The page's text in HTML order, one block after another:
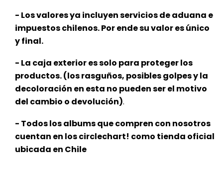
- Los valores ya incluyen servicios de aduana e
impuestos chilenos. Por ende su valor es único
y final.
- La caja exterior es solo para proteger los
productos. (los rasguños, posibles golpes y la
decoloración en esta no pueden ser el motivo
del cambio o devolución).
- Todos los albums que compren con nosotros
cuentan en los circlechart! como tienda oficial
ubicada en Chile